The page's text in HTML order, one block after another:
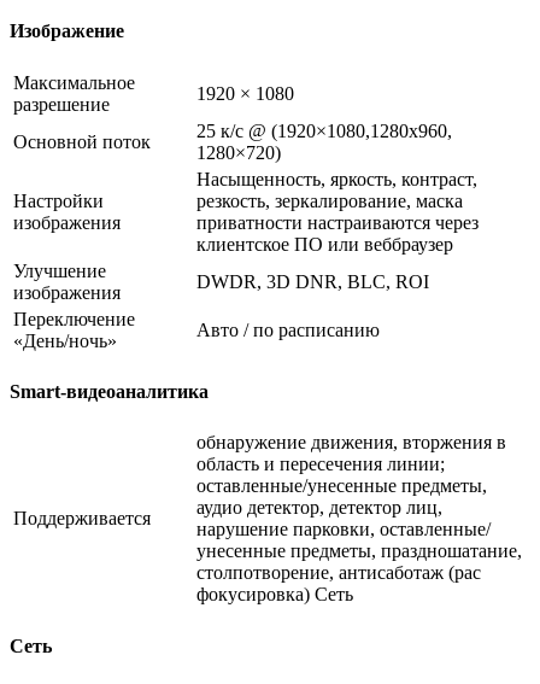
Изображение
Максимальное
разрешение
1920 × 1080
Основной поток
25 к/с @ (1920×1080,1280х960,
1280×720)
Настройки
изображения
Насыщенность, яркость, контраст,
резкость, зеркалирование, маска
приватности настраиваются через
клиентское ПО или веббраузер
Улучшение
изображения
DWDR, 3D DNR, BLC, ROI
Переключение
«День/ночь»
Авто / по расписанию
Smart-видеоаналитика
Поддерживается
обнаружение движения, вторжения в
область и пересечения линии;
оставленные/унесенные предметы,
аудио детектор, детектор лиц,
нарушение парковки, оставленные/
унесенные предметы, праздношатание,
столпотворение, антисаботаж (рас
фокусировка) Сеть
Сеть